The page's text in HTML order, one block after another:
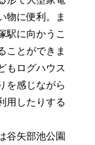
物に便利。ま
駅に向かうこ
ことができま
もログハウス
を感じながら
用したりする
谷矢部池公園